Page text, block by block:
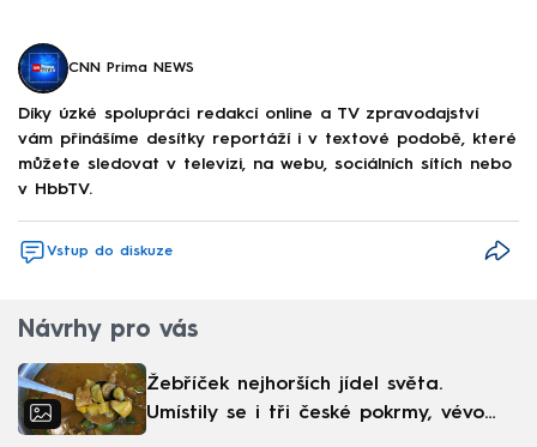
CNN Prima NEWS
Díky úzké spolupráci redakcí online a TV zpravodajství
vám přinášíme desítky reportáží i v textové podobě, které
můžete sledovat v televizi, na webu, sociálních sítích nebo
v HbbTV.
Vstup do diskuze
Návrhy pro vás
Žebříček nejhorších jídel světa.
Umístily se i tři české pokrmy, vévodí